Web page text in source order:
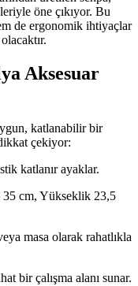
öne çıkıyor. Bu
de ergonomik ihtiyaçlar
Aksesuar
katlanabilir bir
çekiyor:
katlanır ayaklar.
cm, Yükseklik 23,5
masa olarak rahatlıkla
bir çalışma alanı sunar.